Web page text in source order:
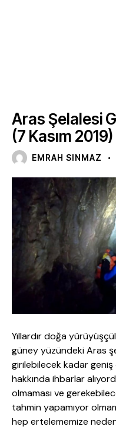
Aras Şelalesi
(7 Kasım 2019)
EMRAH SINMAZ
Yıllardır doğa
güney yüzündeki Aras
girilebilecek kadar geniş
hakkında ihbarlar
olmaması ve
tahmin yapamıyor
hep ertelememize